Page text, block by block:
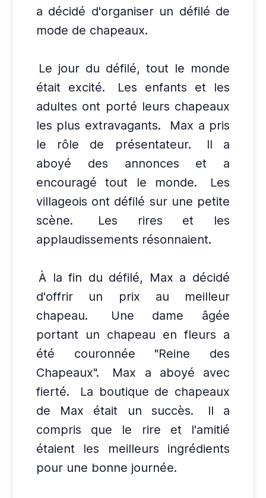
a décidé d'organiser un défilé de
mode de chapeaux.
Le jour du défilé, tout le monde
était excité.
Les enfants et les
adultes ont porté leurs chapeaux
les plus extravagants.
Max a pris
le rôle de présentateur.
Il a
aboyé des annonces et a
encouragé tout le monde.
Les
villageois ont défilé sur une petite
scène.
Les rires et les
applaudissements résonnaient.
À la fin du défilé, Max a décidé
d'offrir un prix au meilleur
chapeau.
Une dame âgée
portant un chapeau en fleurs a
été couronnée "Reine des
Chapeaux".
Max a aboyé avec
fierté.
La boutique de chapeaux
de Max était un succès.
Il a
compris que le rire et l'amitié
étaient les meilleurs ingrédients
pour une bonne journée.